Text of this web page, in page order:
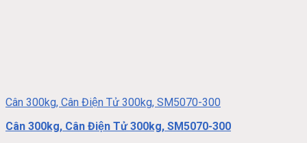
Cân 300kg, Cân Điện Tử 300kg, SM5070-300
Cân 300kg, Cân Điện Tử 300kg, SM5070-300